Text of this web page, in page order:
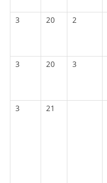
3 20
2
3 20
3
3
21